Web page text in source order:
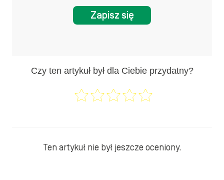
Zapisz się
Czy ten artykuł był dla Ciebie przydatny?
Ten artykuł nie był jeszcze oceniony.